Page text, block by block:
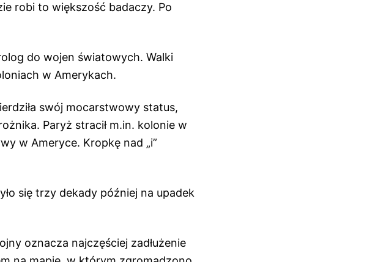
robi to większość badaczy. Po
do wojen światowych. Walki
w Amerykach.
swój mocarstwowy status,
Paryż stracił m.in. kolonie w
w Ameryce. Kropkę nad „i”
się trzy dekady później na upadek
oznacza najczęściej zadłużenie